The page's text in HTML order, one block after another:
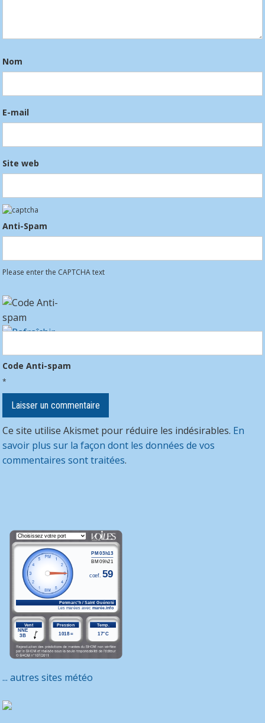
Nom
E-mail
Site web
Anti-Spam
Please enter the CAPTCHA text
Code Anti-spam
*
Ce site utilise Akismet pour réduire les indésirables. En
savoir plus sur la façon dont les données de vos
commentaires sont traitées.
... autres sites météo